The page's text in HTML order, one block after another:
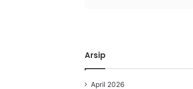
Arsip
April 2026